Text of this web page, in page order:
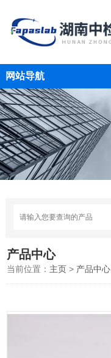
网站导航
产品中心
当前位置： 主页 > 产品中心